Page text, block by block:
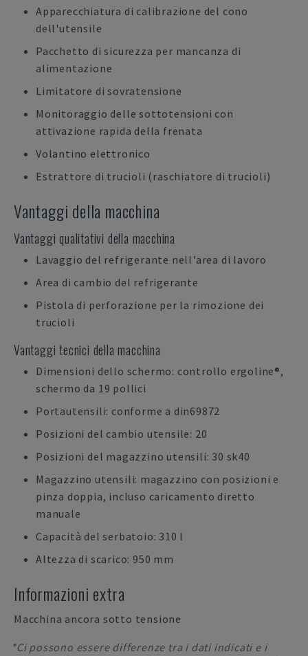
Apparecchiatura di calibrazione del cono
dell'utensile
Pacchetto di sicurezza per mancanza di
alimentazione
Limitatore di sovratensione
Monitoraggio delle sottotensioni con
attivazione rapida della frenata
Volantino elettronico
Estrattore di trucioli (raschiatore di trucioli)
Vantaggi della macchina
Vantaggi qualitativi della macchina
Lavaggio del refrigerante nell'area di lavoro
Area di cambio del refrigerante
Pistola di perforazione per la rimozione dei
trucioli
Vantaggi tecnici della macchina
Dimensioni dello schermo: controllo ergoline®,
schermo da 19 pollici
Portautensili: conforme a din69872
Posizioni del cambio utensile: 20
Posizioni del magazzino utensili: 30 sk40
Magazzino utensili: magazzino con posizioni e
pinza doppia, incluso caricamento diretto
manuale
Capacità del serbatoio: 310 l
Altezza di scarico: 950 mm
Informazioni extra
Macchina ancora sotto tensione
*Ci possono essere differenze tra i dati indicati e i